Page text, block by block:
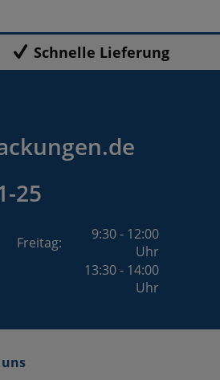
Schnelle Lieferung
25
Freitag:
9:30 - 12:00
Uhr
13:30 - 14:00
Uhr
uns